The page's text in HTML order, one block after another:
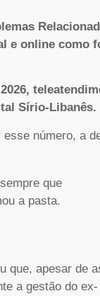
e online como
Sírio-Libanês.
número, a
que
a pasta.
que, apesar de
a gestão do ex-